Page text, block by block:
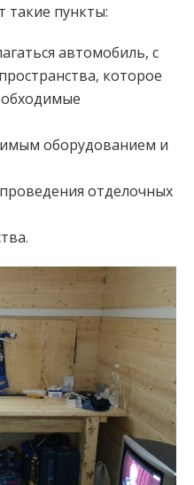
такие пункты:
автомобиль, с
которое
оборудованием и
отделочных